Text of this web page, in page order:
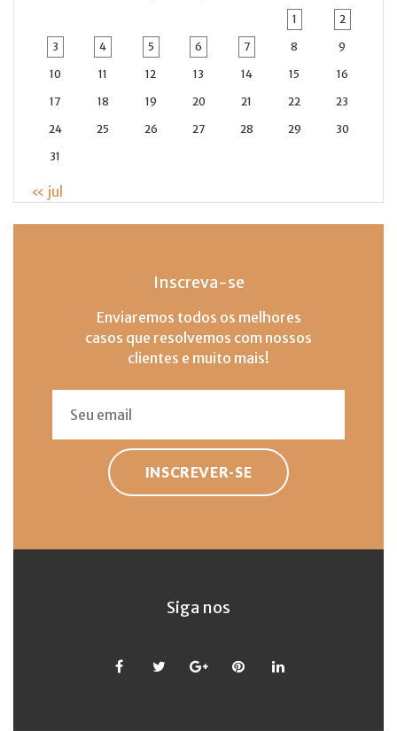
1 2
3 4 5 6 7 8 9
10 11 12 13 14 15 16
17 18 19 20 21 22 23
24 25 26 27 28 29 30
31
« jul
Inscreva-se
Enviaremos todos os melhores
casos que resolvemos com nossos
clientes e muito mais!
INSCREVER-SE
Siga nos